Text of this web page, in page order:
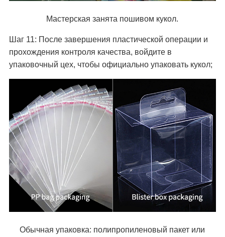
Мастерская занята пошивом кукол.
Шаг 11: После завершения пластической операции и
прохождения контроля качества, войдите в
упаковочный цех, чтобы официально упаковать кукол;
Обычная упаковка: полипропиленовый пакет или